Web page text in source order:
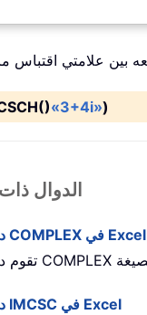
«3+4i»)
الدوال
دالة COMPLEX في Excel
دالة IMCSC في Excel